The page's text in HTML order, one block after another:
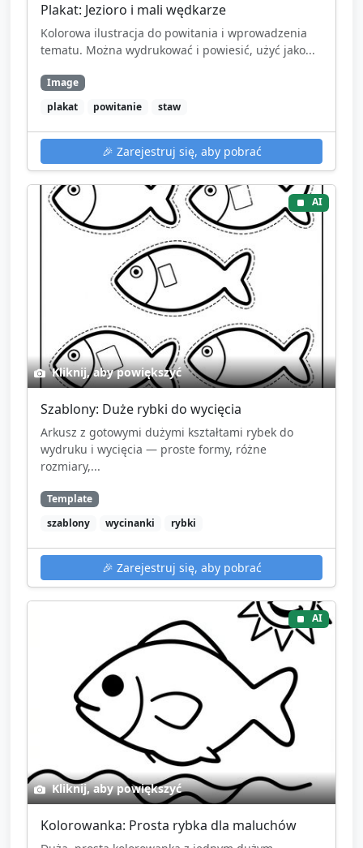
Plakat: Jezioro i mali wędkarze
Kolorowa ilustracja do powitania i wprowadzenia
tematu. Można wydrukować i powiesić, użyć jako...
Image
plakat
powitanie staw
🎉 Zarejestruj się, aby pobrać
AI
Kliknij, aby powiększyć
Szablony: Duże rybki do wycięcia
Arkusz z gotowymi dużymi kształtami rybek do
wydruku i wycięcia — proste formy, różne
rozmiary,...
Template
szablony
wycinanki rybki
🎉 Zarejestruj się, aby pobrać
AI
Kliknij, aby powiększyć
Kolorowanka: Prosta rybka dla maluchów